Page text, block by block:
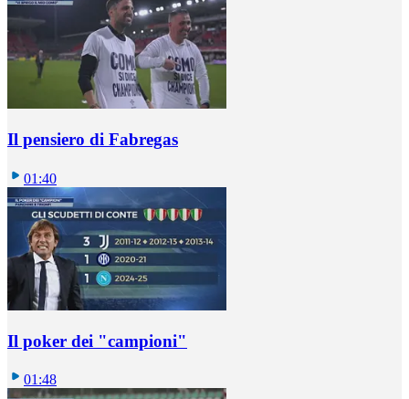
Il pensiero di Fabregas
01:40
Il poker dei "campioni"
01:48